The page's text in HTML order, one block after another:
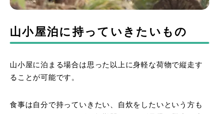
山小屋泊に持っていきたいもの
山小屋に泊まる場合は思った以上に身軽な荷物で縦走す
ることが可能です。
食事は自分で持っていきたい、自炊をしたいという方も